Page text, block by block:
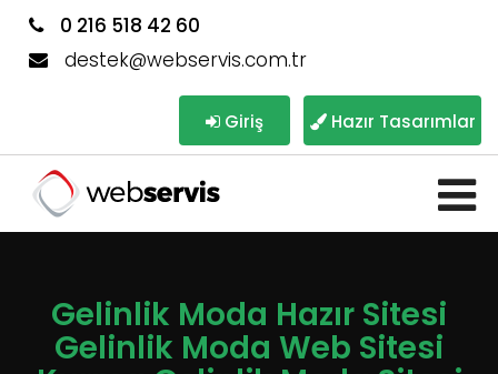
0 216 518 42 60
destek@webservis.com.tr
Hazır Tasarımlar
Giriş
Gelinlik Moda Hazır Sitesi
Gelinlik Moda Web Sitesi